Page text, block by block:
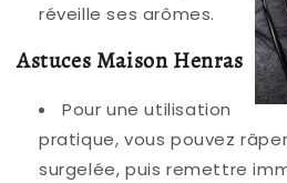
réveille ses arômes.
Astuces Maison Henras
Pour une utilisation
pratique, vous pouvez
surgelée, puis remettre